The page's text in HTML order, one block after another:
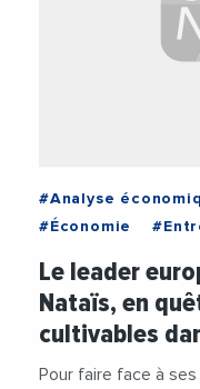
#Analyse
#Économie
Le leader
Nataïs, en
cultivables
Pour faire face à